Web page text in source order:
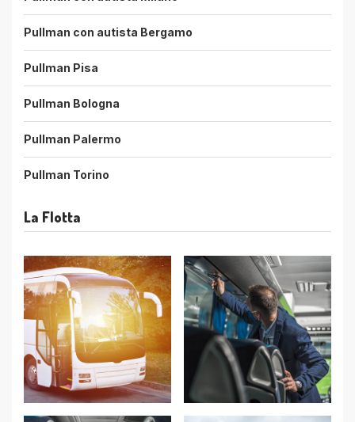
Pullman con autista Bergamo
Pullman Pisa
Pullman Bologna
Pullman Palermo
Pullman Torino
La Flotta